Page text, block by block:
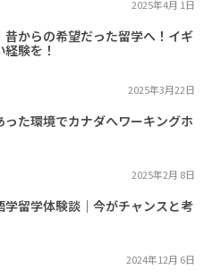
2025年4月 1日
昔からの希望だった留学へ！イギ
験を！
2025年3月22日
った環境でカナダへワーキングホ
2025年2月 8日
学留学体験談｜今がチャンスと考
2024年12月 6日